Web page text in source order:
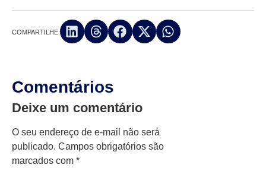
COMPARTILHE:
Comentários
Deixe um comentário
O seu endereço de e-mail não será
publicado. Campos obrigatórios são
marcados com *